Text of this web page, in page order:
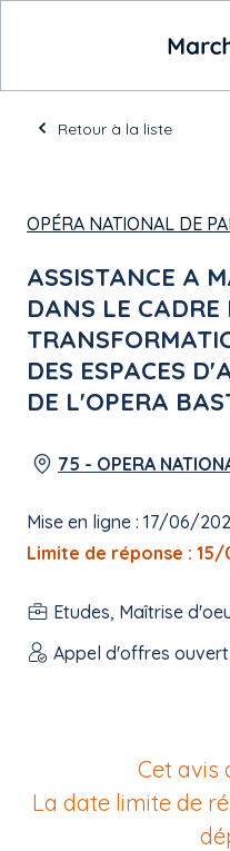
Retour à la liste
OPÉRA NATIONAL DE
ASSISTANCE A
DANS LE
DES ESPACES
DE L'OPERA
75 - OPERA
Mise en ligne : 17/06/
Limite de réponse :
Etudes, Maîtrise
Appel d'offres ouvert
Cet avis
La date limite de